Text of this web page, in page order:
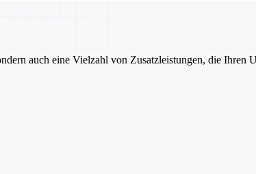
auch eine Vielzahl von Zusatzleistungen, die Ihren